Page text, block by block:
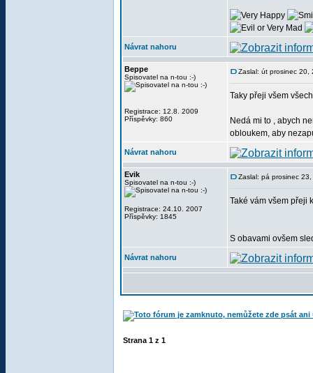
Návrat nahoru
Beppe
Spisovatel na n-tou :-)
Registrace: 12.8. 2009
Příspěvky: 860
Zaslal: út prosinec 20,
Taky přeji všem
Nedá mi to , abych
obloukem, aby
Návrat nahoru
Evik
Spisovatel na n-tou :-)
Registrace: 24.10. 2007
Příspěvky: 1845
Zaslal: pá prosinec
Také vám všem přeji
S obavami ovšem
Návrat nahoru
Strana 1 z 1